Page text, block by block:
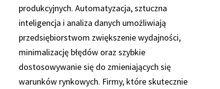
produkcyjnych. Automatyzacja, sztuczna
inteligencja i analiza danych umożliwiają
przedsiębiorstwom zwiększenie wydajności,
minimalizację błędów oraz szybkie
dostosowywanie się do zmieniających się
warunków rynkowych. Firmy, które skutecznie